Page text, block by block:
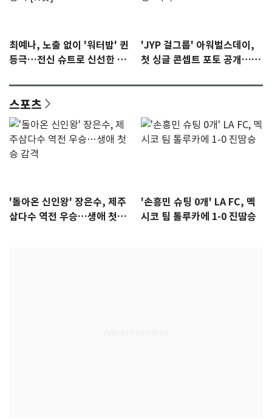
최예나, 노출 없이 '워터밤' 퀸
등극…전신 슈트로 신선한 충
'JYP 걸그룹' 아워벌스데이,
첫 싱글 콘셉트 포토 공개…청
스포츠
'돌아온 신인왕' 장은수, 제주
삼다수 역전 우승…생애 첫승
'손흥민 슈팅 0개' LA FC, 멕
시코 팀 톨루카에 1-0 진땀승